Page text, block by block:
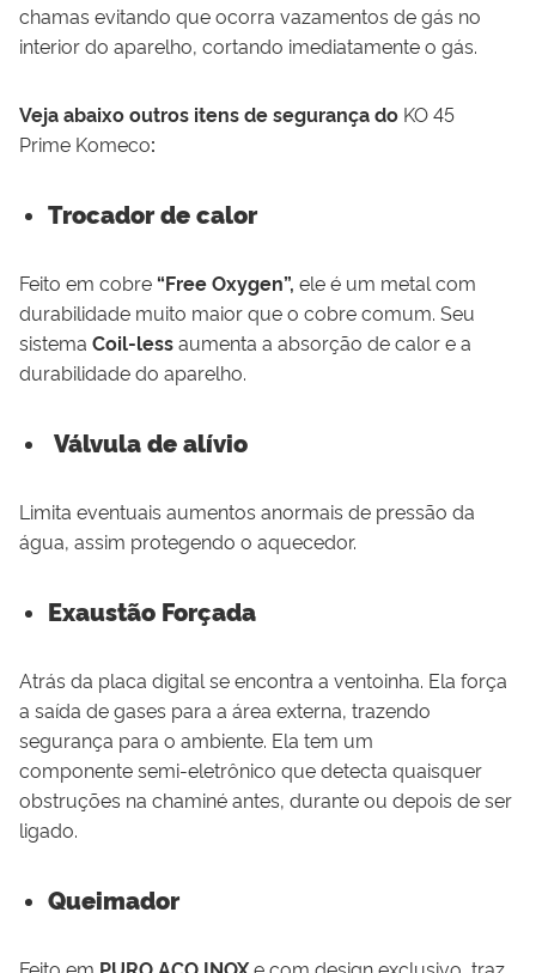
chamas evitando que ocorra vazamentos de gás no
interior do aparelho, cortando imediatamente o gás.
Veja abaixo outros itens de segurança do KO45
Prime Komeco:
Trocador de calor
Feito em cobre “Free Oxygen”, ele é um metal com
durabilidade muito maior que o cobre comum. Seu
sistema Coil-lessaumenta a absorção de calor e a
durabilidade do aparelho.
Válvula de alívio
Limita eventuais aumentos anormais de pressão da
água, assim protegendo o aquecedor.
Exaustão Forçada
Atrás da placa digital se encontra a ventoinha. Ela força
a saída de gases para a área externa, trazendo
segurança para o ambiente. Ela tem um
componente semi-eletrônico que detecta quaisquer
obstruções na chaminé antes, durante ou depois de ser
ligado.
Queimador